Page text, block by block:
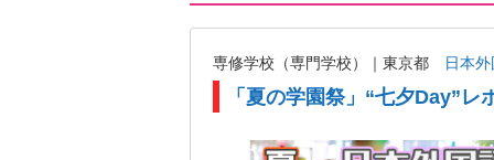
専修学校（専門学校）｜東京都 日本
「夏の学園祭」“七夕Day”レ